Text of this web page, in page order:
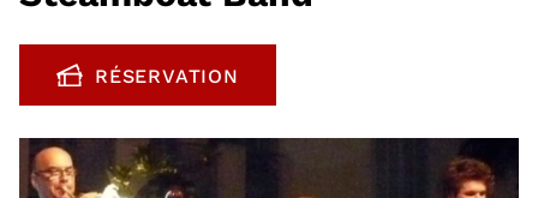
RÉSERVATION
, OUVRE UNE NOUVELLE FENÊTRE